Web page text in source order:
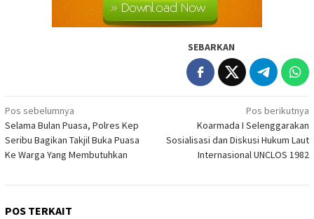
SEBARKAN
Navigasi
pos
Pos sebelumnya
Selama Bulan Puasa, Polres Kep
Seribu Bagikan Takjil Buka Puasa
Ke Warga Yang Membutuhkan
Pos berikutnya
Koarmada I Selenggarakan
Sosialisasi dan Diskusi Hukum Laut
Internasional UNCLOS 1982
POS TERKAIT